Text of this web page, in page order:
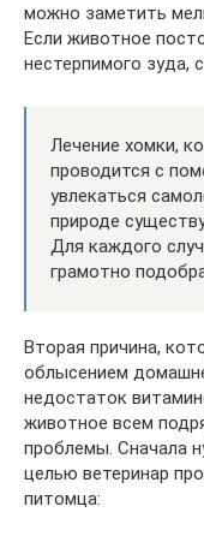
можно заметить
Если животное
нестерпимого зуда,
Лечение хомки,
проводится с
увлекаться
природе
Для каждого
грамотно
Вторая причина,
облысением
недостаток
животное всем
проблемы. Сначала
целью ветеринар
питомца: